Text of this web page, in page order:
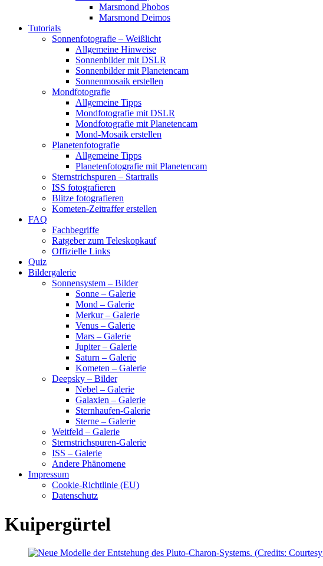
Marsmond Phobos
Marsmond Deimos
Tutorials
Sonnenfotografie – Weißlicht
Allgemeine Hinweise
Sonnenbilder mit DSLR
Sonnenbilder mit Planetencam
Sonnenmosaik erstellen
Mondfotografie
Allgemeine Tipps
Mondfotografie mit DSLR
Mondfotografie mit Planetencam
Mond-Mosaik erstellen
Planetenfotografie
Allgemeine Tipps
Planetenfotografie mit Planetencam
Sternstrichspuren – Startrails
ISS fotografieren
Blitze fotografieren
Kometen-Zeitraffer erstellen
FAQ
Fachbegriffe
Ratgeber zum Teleskopkauf
Offizielle Links
Quiz
Bildergalerie
Sonnensystem – Bilder
Sonne – Galerie
Mond – Galerie
Merkur – Galerie
Venus – Galerie
Mars – Galerie
Jupiter – Galerie
Saturn – Galerie
Kometen – Galerie
Deepsky – Bilder
Nebel – Galerie
Galaxien – Galerie
Sternhaufen-Galerie
Sterne – Galerie
Weitfeld – Galerie
Sternstrichspuren-Galerie
ISS – Galerie
Andere Phänomene
Impressum
Cookie-Richtlinie (EU)
Datenschutz
Kuipergürtel